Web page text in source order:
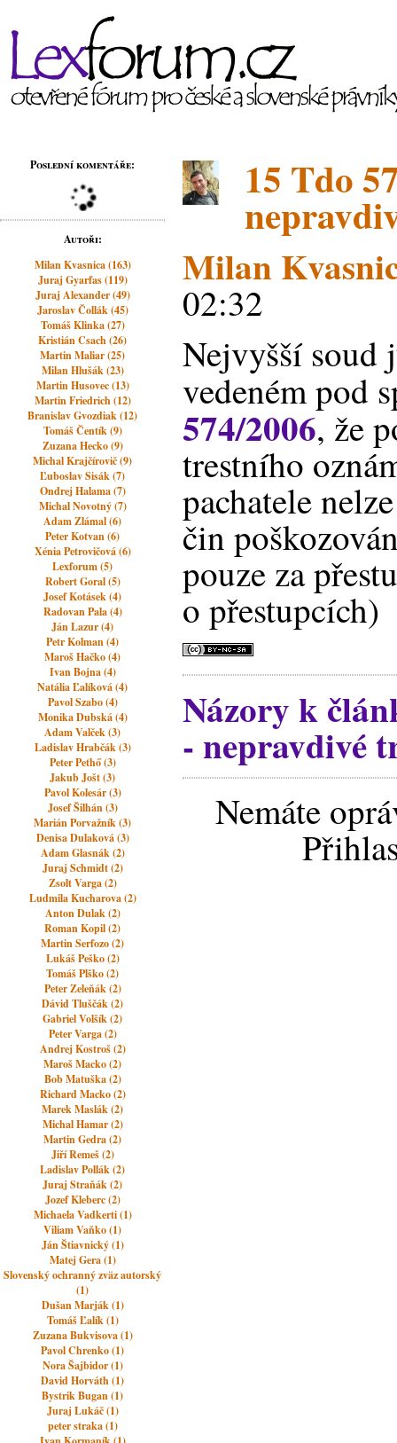
Poslední komentáře:
Autoři:
Milan Kvasnica (163)
Juraj Gyarfas (119)
Juraj Alexander (49)
Jaroslav Čollák (45)
Tomáš Klinka (27)
Kristián Csach (26)
Martin Maliar (25)
Milan Hlušák (23)
Martin Husovec (13)
Martin Friedrich (12)
Branislav Gvozdiak (12)
Tomáš Čentík (9)
Zuzana Hecko (9)
Michal Krajčírovič (9)
Ľuboslav Sisák (7)
Ondrej Halama (7)
Michal Novotný (7)
Adam Zlámal (6)
Peter Kotvan (6)
Xénia Petrovičová (6)
Lexforum (5)
Robert Goral (5)
Josef Kotásek (4)
Radovan Pala (4)
Ján Lazur (4)
Petr Kolman (4)
Maroš Hačko (4)
Ivan Bojna (4)
Natália Ľalíková (4)
Pavol Szabo (4)
Monika Dubská (4)
Adam Valček (3)
Ladislav Hrabčák (3)
Peter Pethő (3)
Jakub Jošt (3)
Pavol Kolesár (3)
Josef Šilhán (3)
Marián Porvažník (3)
Denisa Dulaková (3)
Adam Glasnák (2)
Juraj Schmidt (2)
Zsolt Varga (2)
Ludmila Kucharova (2)
Anton Dulak (2)
Roman Kopil (2)
Martin Serfozo (2)
Lukáš Peško (2)
Tomáš Plško (2)
Peter Zeleňák (2)
Dávid Tluščák (2)
Gabriel Volšík (2)
Peter Varga (2)
Andrej Kostroš (2)
Maroš Macko (2)
Bob Matuška (2)
Richard Macko (2)
Marek Maslák (2)
Michal Hamar (2)
Martin Gedra (2)
Jiří Remeš (2)
Ladislav Pollák (2)
Juraj Straňák (2)
Jozef Kleberc (2)
Michaela Vadkerti (1)
Viliam Vaňko (1)
Ján Štiavnický (1)
Matej Gera (1)
Slovenský ochranný zväz autorský
(1)
Dušan Marják (1)
Tomáš Ľalík (1)
Zuzana Bukvisova (1)
Pavol Chrenko (1)
Nora Šajbidor (1)
David Horváth (1)
Bystrik Bugan (1)
Juraj Lukáč (1)
peter straka (1)
15 Tdo
Milan
02:32
Nejvyšší soud
vedeném pod
574/2006, že
trestního
pachatele
čin
pouze za
o přestupcích)
Názory k
- nepravdivé
Nemáte